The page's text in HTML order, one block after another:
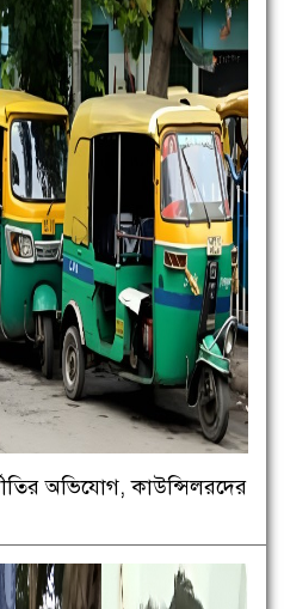
অভিযোগ, কাউন্সিলরদের